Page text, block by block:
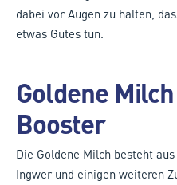
dabei vor Augen zu halten,
etwas Gutes tun.
Goldene
Booster
Die Goldene Milch besteht
Ingwer und einigen weiteren